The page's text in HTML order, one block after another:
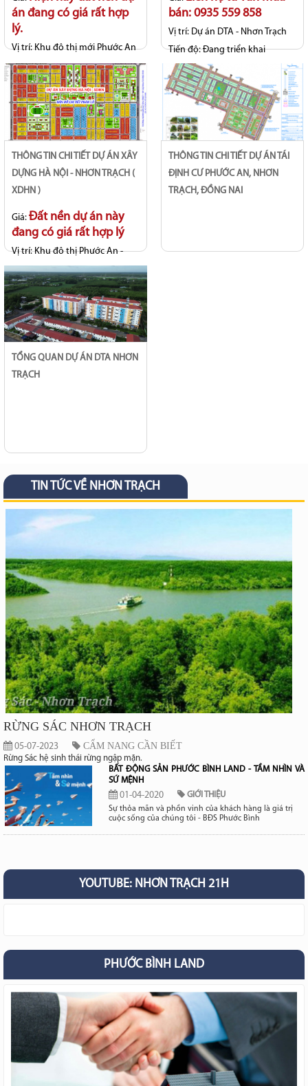
án đang có giá rất hợp
lý.
Vị trí:Khu đô thị mới Phước An
- Long Thọ
Tiến độ:Sổ hồng riêng từng
nền
bán: 0935 559 858
Vị trí: Dự án DTA - Nhơn Trạch
Tiến độ:Đang triển khai
DỰNG HÀ NỘI - NHƠN TRẠCH (
XDHN )
Giá: Đất nền dự án này
đang có giá rất hợp lý
Vị trí:Khu đô thị Phước An -
Long Thọ
Tiến độ:Hoàn thiện hạ tầng, sổ
hồng riêng
ĐỊNH CƯ PHƯỚC AN, NHƠN
TRẠCH, ĐỒNG NAI
TỔNG QUAN DỰ ÁN DTA NHƠN
TRẠCH
TIN TỨC VỀ NHƠN TRẠCH
RỪNG SÁC NHƠN TRẠCH
05-07-2023 CẨM NANG CẦN BIẾT
Rừng Sác hệ sinh thái rừng ngập mặn.
BẤT ĐỘNG SẢN PHƯỚC BÌNH LAND - TẦM NHÌN VÀ
SỨ MỆNH
01-04-2020 GIỚI THIỆU
Sự thỏa mãn và phồn vinh của khách hàng là giá trị
cuộc sống của chúng tôi - BĐS Phước Bình
YOUTUBE: NHƠN TRẠCH 21H
PHƯỚC BÌNH LAND